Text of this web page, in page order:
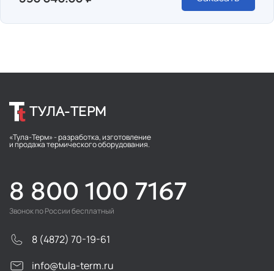
ТУЛА-ТЕРМ
«Тула-Терм» - разработка, изготовление
и продажа термического оборудования.
8 800 100 7167
Звонок по России бесплатный
8 (4872) 70-19-61
info@tula-term.ru